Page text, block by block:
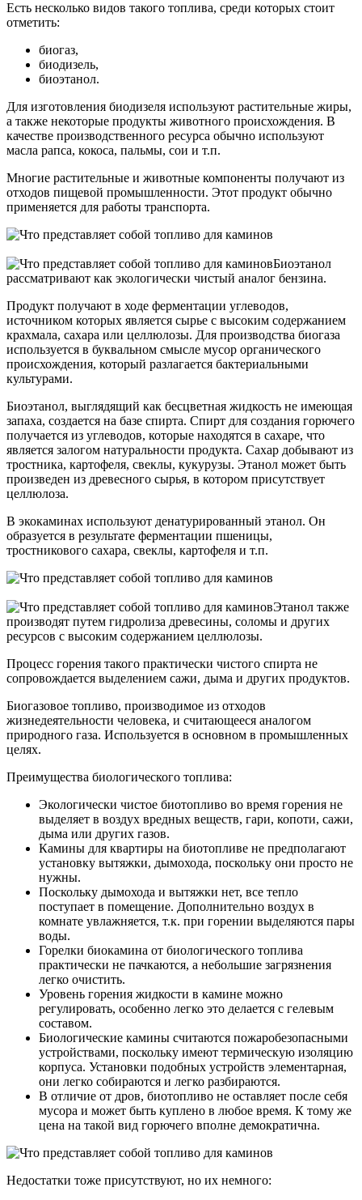
Есть несколько видов такого топлива, среди которых стоит
отметить:
биогаз,
биодизель,
биоэтанол.
Для изготовления биодизеля используют растительные жиры,
а также некоторые продукты животного происхождения. В
качестве производственного ресурса обычно используют
масла рапса, кокоса, пальмы, сои и т.п.
Многие растительные и животные компоненты получают из
отходов пищевой промышленности. Этот продукт обычно
применяется для работы транспорта.
Биоэтанол
рассматривают как экологически чистый аналог бензина.
Продукт получают в ходе ферментации углеводов,
источником которых является сырье с высоким содержанием
крахмала, сахара или целлюлозы. Для производства биогаза
используется в буквальном смысле мусор органического
происхождения, который разлагается бактериальными
культурами.
Биоэтанол, выглядящий как бесцветная жидкость не имеющая
запаха, создается на базе спирта. Спирт для создания горючего
получается из углеводов, которые находятся в сахаре, что
является залогом натуральности продукта. Сахар добывают из
тростника, картофеля, свеклы, кукурузы. Этанол может быть
произведен из древесного сырья, в котором присутствует
целлюлоза.
В экокаминах используют денатурированный этанол. Он
образуется в результате ферментации пшеницы,
тростникового сахара, свеклы, картофеля и т.п.
Этанол также
производят путем гидролиза древесины, соломы и других
ресурсов с высоким содержанием целлюлозы.
Процесс горения такого практически чистого спирта не
сопровождается выделением сажи, дыма и других продуктов.
Биогазовое топливо, производимое из отходов
жизнедеятельности человека, и считающееся аналогом
природного газа. Используется в основном в промышленных
целях.
Преимущества биологического топлива:
Экологически чистое биотопливо во время горения не
выделяет в воздух вредных веществ, гари, копоти, сажи,
дыма или других газов.
Камины для квартиры на биотопливе не предполагают
установку вытяжки, дымохода, поскольку они просто не
нужны.
Поскольку дымохода и вытяжки нет, все тепло
поступает в помещение. Дополнительно воздух в
комнате увлажняется, т.к. при горении выделяются пары
воды.
Горелки биокамина от биологического топлива
практически не пачкаются, а небольшие загрязнения
легко очистить.
Уровень горения жидкости в камине можно
регулировать, особенно легко это делается с гелевым
составом.
Биологические камины считаются пожаробезопасными
устройствами, поскольку имеют термическую изоляцию
корпуса. Установки подобных устройств элементарная,
они легко собираются и легко разбираются.
В отличие от дров, биотопливо не оставляет после себя
мусора и может быть куплено в любое время. К тому же
цена на такой вид горючего вполне демократична.
Недостатки тоже присутствуют, но их немного: